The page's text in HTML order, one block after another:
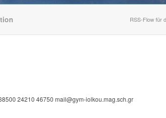
RSS-Flow für
24210 46750 mail@gym-iolkou.mag.sch.gr